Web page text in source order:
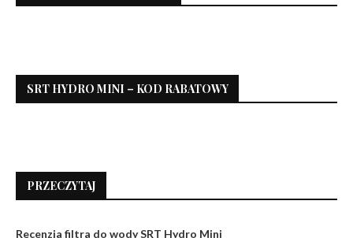
SRT HYDRO MINI – KOD RABATOWY
PRZECZYTAJ
Recenzja filtra do wody SRT Hydro Mini